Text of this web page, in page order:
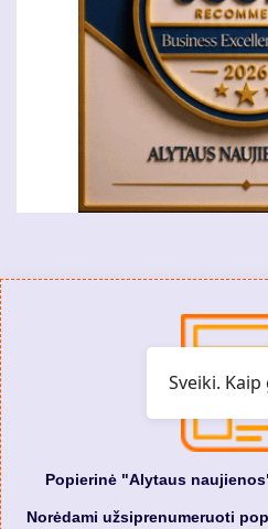
Popierinė "Alytaus
Norėdami užsiprenumeruoti
Sveiki.